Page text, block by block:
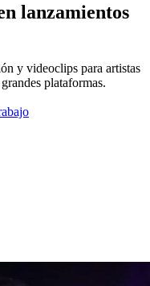
lanzamientos
y videoclips para artistas
plataformas.